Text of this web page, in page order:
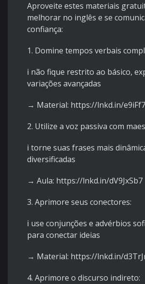
Aproveite estes materiais
melhorar no inglês e se
confiança:
1. Domine tempos verbais
ℹ️ não fique restrito ao básico,
variações avançadas
→ Material: https://lnkd.in/
2. Utilize a voz passiva com
ℹ️ torne suas frases mais
diversificadas
→ Aula: https://lnkd.in/dV9JxSb7
3. Aprimore seus conectores:
ℹ️ use conjunções e advérbios
para conectar ideias
→ Material: https://lnkd.in/
4. Aprimore o discurso indireto: